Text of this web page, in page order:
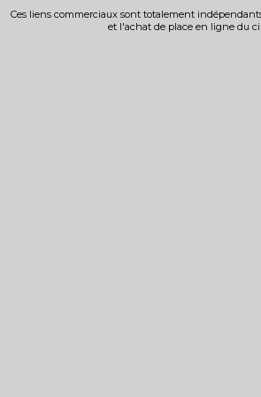
Ces liens commerciaux sont totalement
et l'achat de place en ligne du